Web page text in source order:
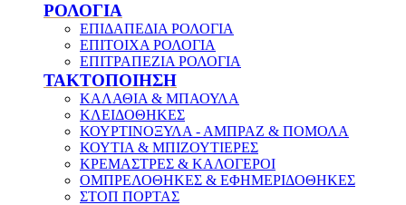
ΡΟΛΟΓΙΑ
ΕΠΙΔΑΠΕΔΙΑ ΡΟΛΟΓΙΑ
ΕΠΙΤΟΙΧΑ ΡΟΛΟΓΙΑ
ΕΠΙΤΡΑΠΕΖΙΑ ΡΟΛΟΓΙΑ
ΤΑΚΤΟΠΟΙΗΣΗ
ΚΑΛΑΘΙΑ & ΜΠΑΟΥΛΑ
ΚΛΕΙΔΟΘΗΚΕΣ
ΚΟΥΡΤΙΝΟΞΥΛΑ - ΑΜΠΡΑΖ & ΠΟΜΟΛΑ
ΚΟΥΤΙΑ & ΜΠΙΖΟΥΤΙΕΡΕΣ
ΚΡΕΜΑΣΤΡΕΣ & ΚΑΛΟΓΕΡΟΙ
ΟΜΠΡΕΛΟΘΗΚΕΣ & ΕΦΗΜΕΡΙΔΟΘΗΚΕΣ
ΣΤΟΠ ΠΟΡΤΑΣ